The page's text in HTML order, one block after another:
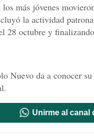
más jóvenes
la actividad
28 octubre y
Nuevo da a conocer
Unirme al canal